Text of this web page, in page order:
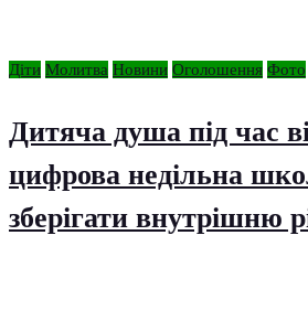
Діти Молитва Новини Оголошення Фото
Дитяча душа під час
цифрова недільна
зберігати внутрішню